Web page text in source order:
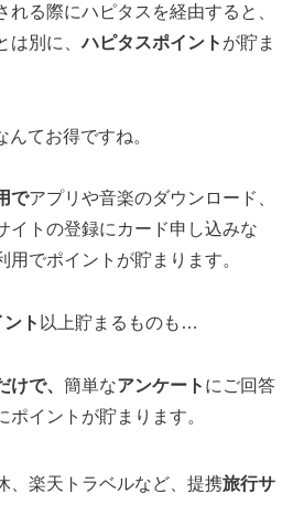
れる際にハピタスを経由すると、
は別に、ハピタスポイント が貯ま
てお得ですね。
でアプリや音楽のダウンロード、
イトの登録にカード申し込みな
用でポイントが貯まります。
ト 以上貯まるものも…
で、 簡単なアンケート にご回答
イントが貯まります。
、楽天トラベルなど、提携旅行サ